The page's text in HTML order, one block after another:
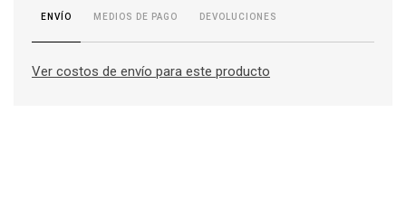
ENVÍO MEDIOS DE PAGO DEVOLUCIONES
Ver costos de envío para este producto